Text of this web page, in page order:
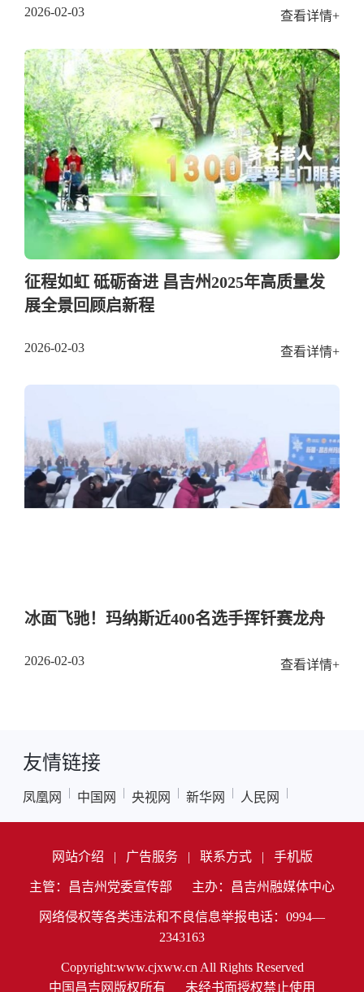
2026-02-03 查看详情+
征程如虹 砥砺奋进 昌吉州2025年高质量发
展全景回顾启新程
2026-02-03 查看详情+
冰面飞驰！玛纳斯近400名选手挥钎赛龙舟
2026-02-03 查看详情+
友情链接
凤凰网 | 中国网 | 央视网 | 新华网 | 人民网 |
网站介绍 | 广告服务 | 联系方式 | 手机版
主管：昌吉州党委宣传部 主办：昌吉州融媒体中心
网络侵权等各类违法和不良信息举报电话：0994—
2343163
Copyright:www.cjxww.cn All Rights Reserved
中国昌吉网版权所有
未经书面授权禁止使用